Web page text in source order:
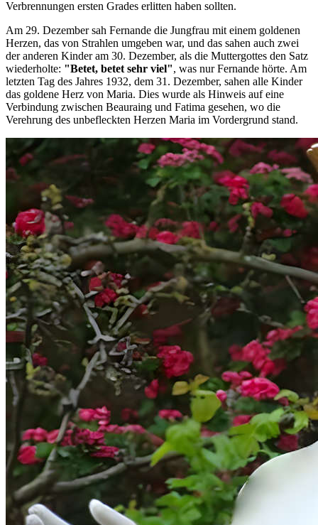
Verbrennungen ersten Grades erlitten haben sollten.
Am 29. Dezember sah Fernande die Jungfrau mit einem goldenen
Herzen, das von Strahlen umgeben war, und das sahen auch zwei
der anderen Kinder am 30. Dezember, als die Muttergottes den Satz
wiederholte: "Betet, betet sehr viel", was nur Fernande hörte. Am
letzten Tag des Jahres 1932, dem 31. Dezember, sahen alle Kinder
das goldene Herz von Maria. Dies wurde als Hinweis auf eine
Verbindung zwischen Beauraing und Fatima gesehen, wo die
Verehrung des unbefleckten Herzen Maria im Vordergrund stand.